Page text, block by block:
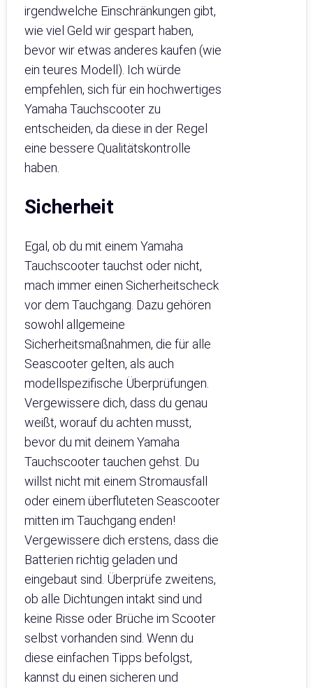
irgendwelche Einschränkungen gibt,
wie viel Geld wir gespart haben,
bevor wir etwas anderes kaufen (wie
ein teures Modell). Ich würde
empfehlen, sich für ein hochwertiges
Yamaha Tauchscooter zu
entscheiden, da diese in der Regel
eine bessere Qualitätskontrolle
haben.
Sicherheit
Egal, ob du mit einem Yamaha
Tauchscooter tauchst oder nicht,
mach immer einen Sicherheitscheck
vor dem Tauchgang. Dazu gehören
sowohl allgemeine
Sicherheitsmaßnahmen, die für alle
Seascooter gelten, als auch
modellspezifische Überprüfungen.
Vergewissere dich, dass du genau
weißt, worauf du achten musst,
bevor du mit deinem Yamaha
Tauchscooter tauchen gehst. Du
willst nicht mit einem Stromausfall
oder einem überfluteten Seascooter
mitten im Tauchgang enden!
Vergewissere dich erstens, dass die
Batterien richtig geladen und
eingebaut sind. Überprüfe zweitens,
ob alle Dichtungen intakt sind und
keine Risse oder Brüche im Scooter
selbst vorhanden sind. Wenn du
diese einfachen Tipps befolgst,
kannst du einen sicheren und